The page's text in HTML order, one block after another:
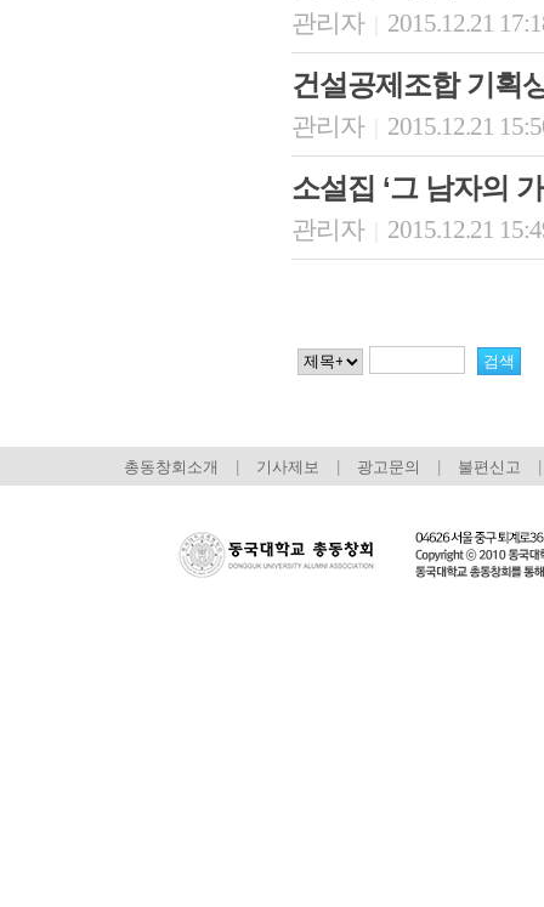
관리자 2015.12.21
건설공제조합 기획
관리자 2015.12.21
소설집 ‘그 남자의
관리자 2015.12.21
총동창회소개 기사제보 광고문의 불편신고